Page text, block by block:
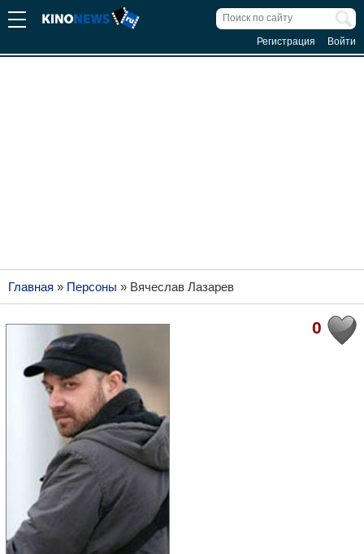
Регистрация Войти
Главная » Персоны » Вячеслав Лазарев
0